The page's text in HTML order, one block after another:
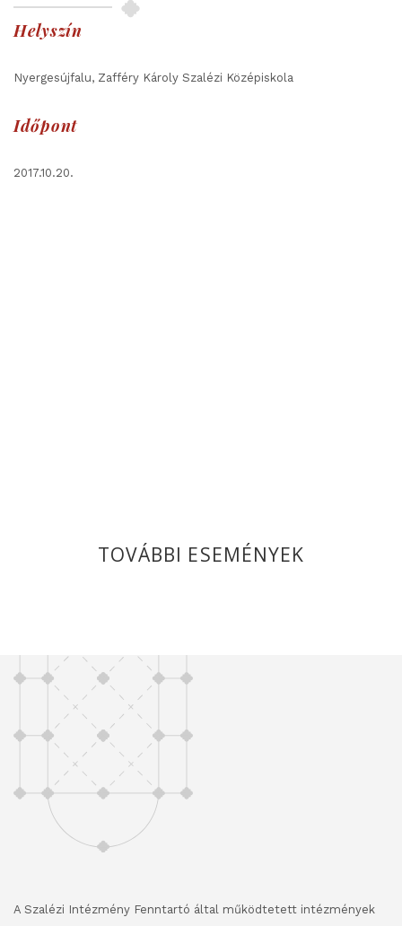
Helyszín
Nyergesújfalu, Zafféry Károly Szalézi Középiskola
Időpont
2017.10.20.
TOVÁBBI ESEMÉNYEK
A Szalézi Intézmény Fenntartó által működtetett intézmények